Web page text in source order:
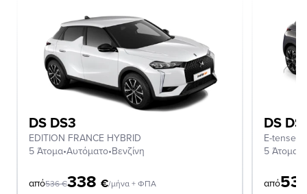
DS DS3
EDITION FRANCE HYBRID
5 Άτομα•Αυτόματο•Βενζίνη
από536€338 €/μήνα + ΦΠΑ
DS
E-tense
5 Άτομα
από